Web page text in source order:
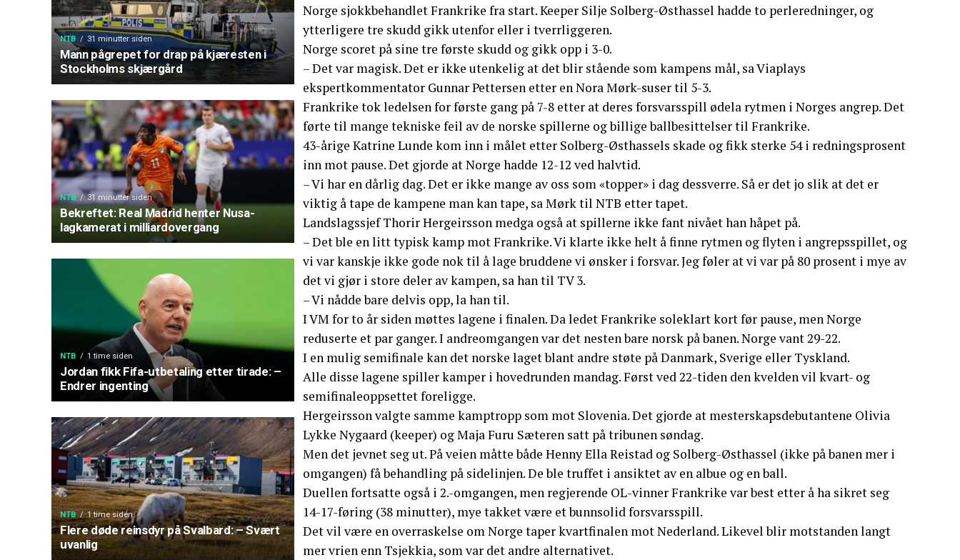
NTB 31 minutter siden
Mann pågrepet for drap på kjæresten i
Stockholms skjærgård
NTB 31 minutter siden
Bekreftet: Real Madrid henter Nusa-
lagkamerat i milliardovergang
NTB 1 time siden
Jordan fikk Fifa-utbetaling etter tirade: –
Endrer ingenting
NTB 1 time siden
Flere døde reinsdyr på Svalbard: – Svært
uvanlig
Norge sjokkbehandlet Frankrike fra start. Keeper Silje Solberg-Østhassel hadde to perleredninger, og
ytterligere tre skudd gikk utenfor eller i tverrliggeren.
Norge scoret på sine tre første skudd og gikk opp i 3-0.
– Det var magisk. Det er ikke utenkelig at det blir stående som kampens mål, sa Viaplays
ekspertkommentator Gunnar Pettersen etter en Nora Mørk-suser til 5-3.
Frankrike tok ledelsen for første gang på 7-8 etter at deres forsvarsspill ødela rytmen i Norges angrep. Det
førte til mange tekniske feil av de norske spillerne og billige ballbesittelser til Frankrike.
43-årige Katrine Lunde kom inn i målet etter Solberg-Østhassels skade og fikk sterke 54 i redningsprosent
inn mot pause. Det gjorde at Norge hadde 12-12 ved halvtid.
– Vi har en dårlig dag. Det er ikke mange av oss som «topper» i dag dessverre. Så er det jo slik at det er
viktig å tape de kampene man kan tape, sa Mørk til NTB etter tapet.
Landslagssjef Thorir Hergeirsson medga også at spillerne ikke fant nivået han håpet på.
– Det ble en litt typisk kamp mot Frankrike. Vi klarte ikke helt å finne rytmen og flyten i angrepsspillet, og
vi var kanskje ikke gode nok til å lage bruddene vi ønsker i forsvar. Jeg føler at vi var på 80 prosent i mye av
det vi gjør i store deler av kampen, sa han til TV 3.
– Vi nådde bare delvis opp, la han til.
I VM for to år siden møttes lagene i finalen. Da ledet Frankrike soleklart kort før pause, men Norge
reduserte et par ganger. I andreomgangen var det nesten bare norsk på banen. Norge vant 29-22.
I en mulig semifinale kan det norske laget blant andre støte på Danmark, Sverige eller Tyskland.
Alle disse lagene spiller kamper i hovedrunden mandag. Først ved 22-tiden den kvelden vil kvart- og
semifinaleoppsettet foreligge.
Hergeirsson valgte samme kamptropp som mot Slovenia. Det gjorde at mesterskapsdebutantene Olivia
Lykke Nygaard (keeper) og Maja Furu Sæteren satt på tribunen søndag.
Men det jevnet seg ut. På veien måtte både Henny Ella Reistad og Solberg-Østhassel (ikke på banen mer i
omgangen) få behandling på sidelinjen. De ble truffet i ansiktet av en albue og en ball.
Duellen fortsatte også i 2.-omgangen, men regjerende OL-vinner Frankrike var best etter å ha sikret seg
14-17-føring (38 minutter), mye takket være et bunnsolid forsvarsspill.
Det vil være en overraskelse om Norge taper kvartfinalen mot Nederland. Likevel blir motstanden langt
mer vrien enn Tsjekkia, som var det andre alternativet.